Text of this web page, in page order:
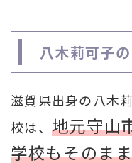
八木莉可子
滋賀県出身の八木
校は、 地元守山
学校もそのま